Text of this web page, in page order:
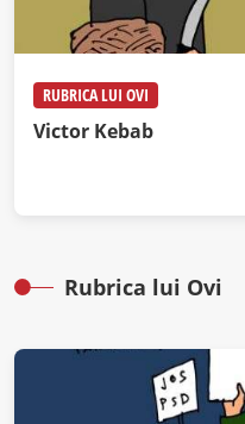
RUBRICA LUI OVI
Victor Kebab
Rubrica lui Ovi